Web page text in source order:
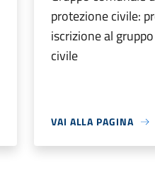
protezione civile:
iscrizione al
civile
VAI ALLA PAGINA